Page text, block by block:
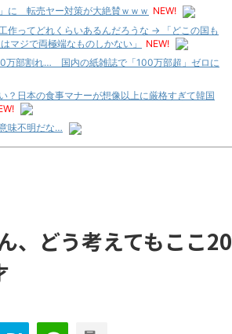
に 転売ヤー対策が大絶賛ｗｗｗ NEW!
作ってどれくらいあるんだろうな → 「どこの国も
マジで両極端なものしかない」
NEW!
万部割れ… 国内の紙雑誌で「100万部超」ゼロに
？日本の食事マナーが想像以上に厳格すぎて韓国
味不明だな…
味不明だな…
が主題歌歌うよ！
味不明だな…
ビア披露！透明感が凄い！！
拡散されてしまう…
、どう考えてもここ20